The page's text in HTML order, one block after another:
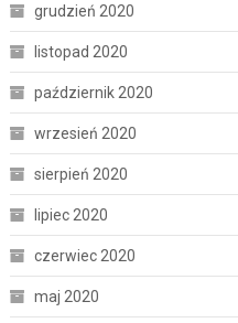
grudzień 2020
listopad 2020
październik 2020
wrzesień 2020
sierpień 2020
lipiec 2020
czerwiec 2020
maj 2020